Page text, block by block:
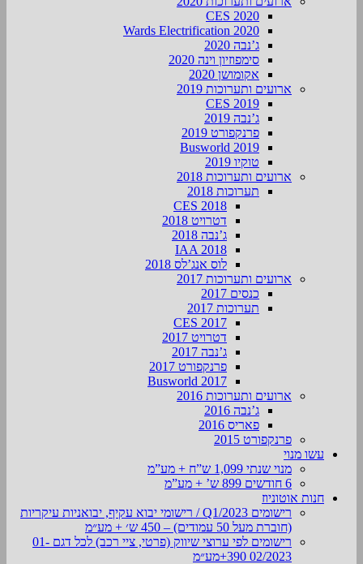
CES 2020
Wards Electrification 2020
ג’נבה 2020
סימפוזיון וינה 2020
אקומושן 2020
ארועים ותערוכות 2019
CES 2019
ג’נבה 2019
פרנקפורט 2019
Busworld 2019
טוקיו 2019
ארועים ותערוכות 2018
תערוכות 2018
CES 2018
דטרויט 2018
ג’נבה 2018
IAA 2018
לוס אנג’לס 2018
ארועים ותערוכות 2017
כנסים 2017
תערוכות 2017
CES 2017
דטרויט 2017
ג’נבה 2017
פרנקפורט 2017
Busworld 2017
ארועים ותערוכות 2016
ג’נבה 2016
פאריס 2016
פרנקפורט 2015
עשו מנוי
מנוי שנתי 1,099 ש”ח + מע”מ
6 חודשים 899 ש’ + מע”מ
חנות אוטוניוז
רישומים Q1/2023 / רישומי יבוא עקיף, יבואניות עיקריות
(חוברת מעל 50 עמודים) – 450 ש׳ + מע״מ
רישומים לפי ערוצי שיווק (פרטי, ציי רכב) לכל דגם 01-
02/2023 390+מע״מ